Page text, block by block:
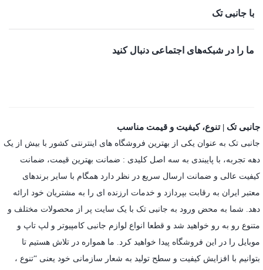
با جانبی تک
ما را در شبکه‌های اجتماعی دنبال کنید
جانبی تک | تنوع، کیفیت و قیمت مناسب
جانبی تک به عنوان یکی از بهترین فروشگاه های اینترنتی کشور با بیش از یک
دهه تجربه، با پایبندی به سه اصل کلیدی : ضمانت بهترین قیمت، ضمانت
کیفیت عالی و ضمانت ارسال سریع در نظر دارد همگام با سایر برندهای
معتبر ایران به رقابت بپردازد و خدمات ارزنده ای را به مشتریان خود ارائه
دهد. شما به محض ورود به جانبی تک با یک سایت پر از محصولات مختلف و
متنوع رو به رو خواهید شد و قطعا انواع لوازم جانبی کامپیوتر و لپ تاپ و
موبایل را در این فروشگاه پیدا خواهید کرد. ما همواره در تلاش هستیم تا
بتوانیم با افزایش کیفیت و سطح تولید به شعار سازمانی خود یعنی “تنوع ،